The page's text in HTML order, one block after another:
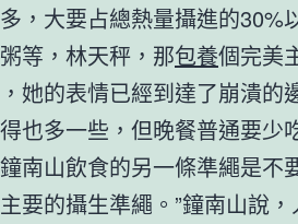
，大要占總熱量攝進的30%
等，林天秤，那包養個完美
她的表情已經到達了崩潰的
也多一些，但晚餐普通要少
鐘南山飲食的另一條準繩是不
要的攝生準繩。”鐘南山說